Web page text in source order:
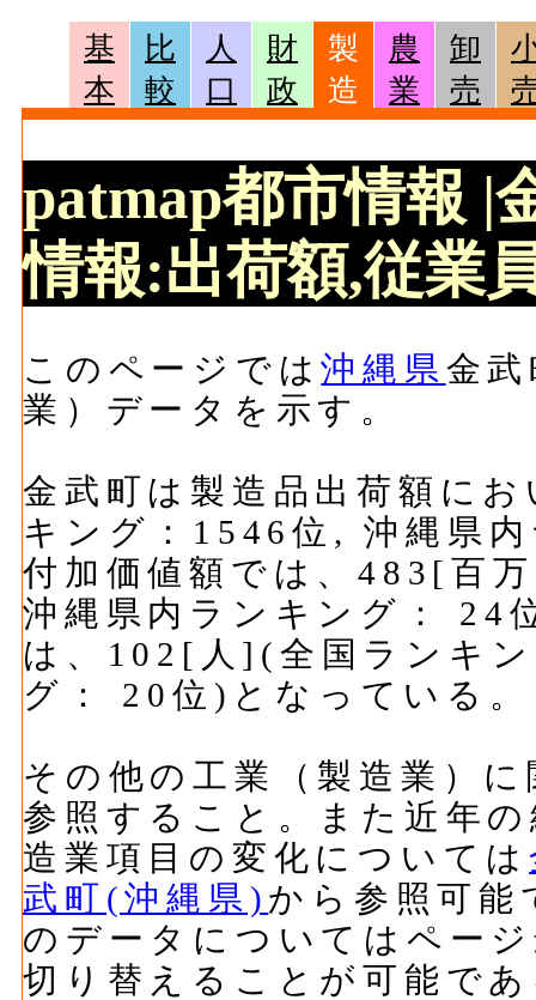
基
本
比
較
人
口
財
政
製
造
農
業
卸
売
patmap都市情報 |
情報:出荷額,従業
このページでは沖縄県 金
業）データを示す。
金武町は製造品出荷額に
キング：1546位, 沖縄県
付加価値額では、483[百
沖縄県内ランキング： 24
は、102[人](全国ランキ
グ： 20位)となっている。
その他の工業（製造業）
参照すること。また近年
造業項目の変化については
武町(沖縄県) から参照可能
のデータについてはペー
切り替えることが可能で